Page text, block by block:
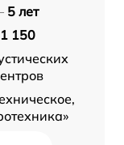
5 лет
1 150